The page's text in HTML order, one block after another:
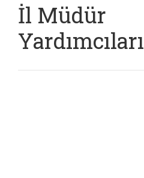
İl Müdür
Yardımcıları